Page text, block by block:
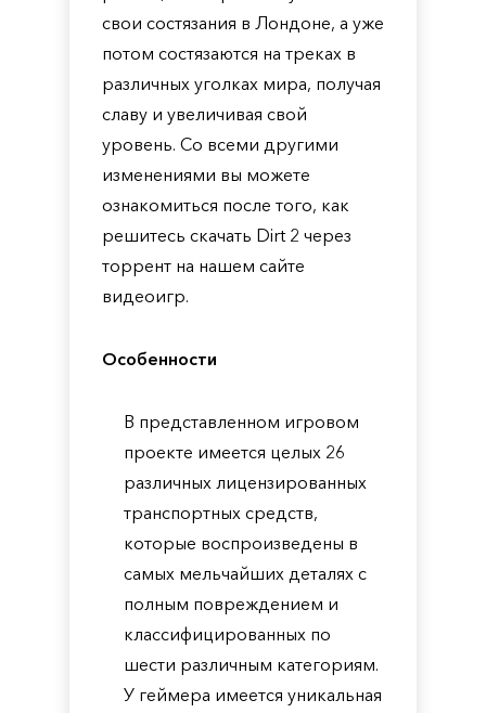
свои состязания в Лондоне, а уже
потом состязаются на треках в
различных уголках мира, получая
славу и увеличивая свой
уровень. Со всеми другими
изменениями вы можете
ознакомиться после того, как
решитесь скачать Dirt 2 через
торрент на нашем сайте
видеоигр.
Особенности
В представленном игровом
проекте имеется целых 26
различных лицензированных
транспортных средств,
которые воспроизведены в
самых мельчайших деталях с
полным повреждением и
классифицированных по
шести различным категориям.
У геймера имеется уникальная